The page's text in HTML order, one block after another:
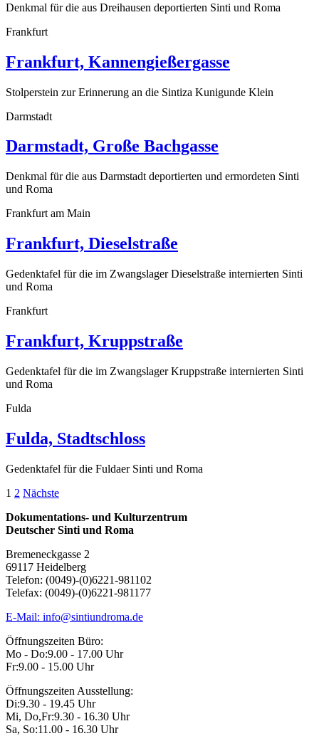
Denkmal für die aus Dreihausen deportierten Sinti und Roma
Frankfurt
Frankfurt, Kannengießergasse
Stolperstein zur Erinnerung an die Sintiza Kunigunde Klein
Darmstadt
Darmstadt, Große Bachgasse
Denkmal für die aus Darmstadt deportierten und ermordeten Sinti
und Roma
Frankfurt am Main
Frankfurt, Dieselstraße
Gedenktafel für die im Zwangslager Dieselstraße internierten Sinti
und Roma
Frankfurt
Frankfurt, Kruppstraße
Gedenktafel für die im Zwangslager Kruppstraße internierten Sinti
und Roma
Fulda
Fulda, Stadtschloss
Gedenktafel für die Fuldaer Sinti und Roma
Seitennummerierung
der
Beiträge
1 2 Nächste
Dokumentations- und Kulturzentrum
Deutscher Sinti und Roma
Bremeneckgasse 2
69117 Heidelberg
Telefon: (0049)-(0)6221-981102
Telefax: (0049)-(0)6221-981177
E-Mail: info@sintiundroma.de
Öffnungszeiten Büro:
Mo - Do:9.00 - 17.00 Uhr
Fr:9.00 - 15.00 Uhr
Öffnungszeiten Ausstellung:
Di:9.30 - 19.45 Uhr
Mi, Do,Fr:9.30 - 16.30 Uhr
Sa, So:11.00 - 16.30 Uhr